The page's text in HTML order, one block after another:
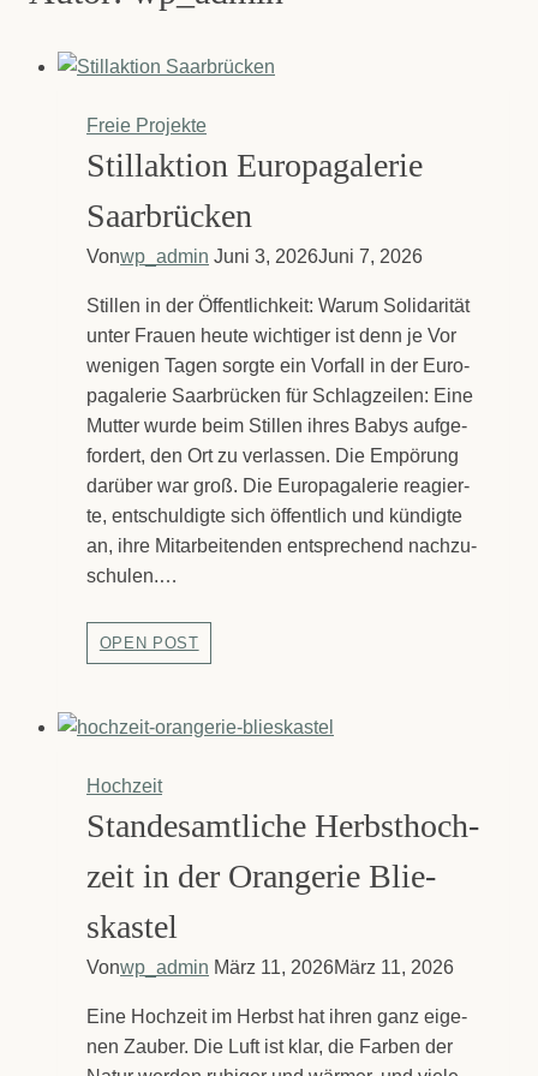
Freie Projekte
Stil­lak­ti­on Euro­pa­ga­le­rie
Saar­brü­cken
Vonwp_admin Juni 3, 2026Juni 7, 2026
Stil­len in der Öffent­lich­keit: War­um Soli­da­ri­tät
unter Frau­en heu­te wich­ti­ger ist denn je Vor
weni­gen Tagen sorg­te ein Vor­fall in der Euro­
pa­ga­le­rie Saar­brü­cken für Schlag­zei­len: Eine
Mut­ter wur­de beim Stil­len ihres Babys auf­ge­
for­dert, den Ort zu ver­las­sen. Die Empö­rung
dar­über war groß. Die Euro­pa­ga­le­rie reagier­
te, ent­schul­dig­te sich öffent­lich und kün­dig­te
an, ihre Mit­ar­bei­ten­den ent­spre­chend nach­zu­
schu­len.…
OPEN POSTStil­
lak­
Euro­
rie
brü­
Hochzeit
Stan­des­amt­li­che Herbst­hoch­
zeit in der Oran­ge­rie Blie­
skas­tel
Vonwp_admin März 11, 2026März 11, 2026
Eine Hoch­zeit im Herbst hat ihren ganz eige­
nen Zau­ber. Die Luft ist klar, die Far­ben der